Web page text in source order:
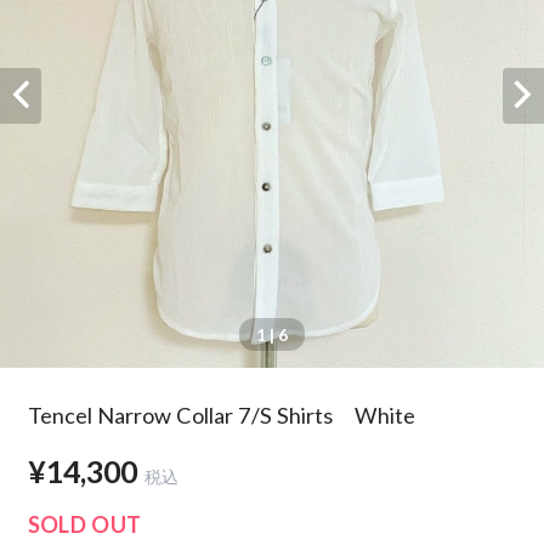
1 | 6
Tencel Narrow Collar 7/S Shirts White
¥14,300 税込
SOLD OUT